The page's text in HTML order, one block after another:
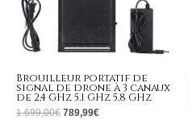
Brouilleur portatif de
signal de drone à 3 canaux
de 2,4 GHz 5,1 GHz 5,8 GHz
1.699,00€ 789,99€